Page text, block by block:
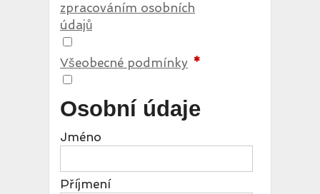
zpracováním osobních
údajů
Všeobecné podmínky
Osobní údaje
Jméno
Příjmení